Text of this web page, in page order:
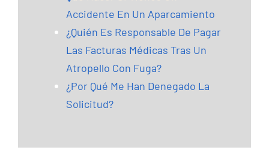
Accidente En Un Aparcamiento
¿Quién Es Responsable De Pagar
Las Facturas Médicas Tras Un
Atropello Con Fuga?
¿Por Qué Me Han Denegado La
Solicitud?